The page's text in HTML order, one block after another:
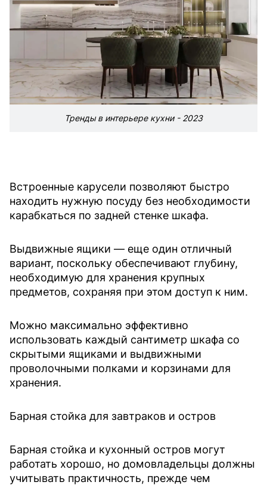
Тренды в интерьере кухни - 2023
Встроенные карусели позволяют быстро
находить нужную посуду без необходимости
карабкаться по задней стенке шкафа.
Выдвижные ящики — еще один отличный
вариант, поскольку обеспечивают глубину,
необходимую для хранения крупных
предметов, сохраняя при этом доступ к ним.
Можно максимально эффективно
использовать каждый сантиметр шкафа со
скрытыми ящиками и выдвижными
проволочными полками и корзинами для
хранения.
Барная стойка для завтраков и остров
Барная стойка и кухонный остров могут
работать хорошо, но домовладельцы должны
учитывать практичность, прежде чем